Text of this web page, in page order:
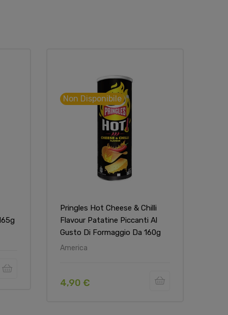
Pringles Hot Cheese & Chilli
Flavour Patatine Piccanti Al
Gusto Di Formaggio Da 160g
America
Non Disponibile
4,90 €